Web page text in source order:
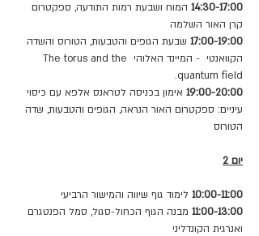
14:30-17:00 המוח ושבעת רמות התודעה, ספקטרום
קרן האור השלמה
17:00-19:00 שבעת הגופים והטבעות, הטורוס והשדה
הקוואנטי  - המיינד האלוהי The torus and the
quantum field.
19:00-20:00 אימון בכניסה לטראנס אלפא עם כיסוי
עיניים: ספקטרום האור הנראה, הגופים והטבעות, שדה
הטורוס
יום 2
10:00-11:00 לימוד גוף שיווה והמישור הרביעי
11:00-13:00 מבנה הגוף הכחול-סגול, סמל הפנטגרם
ואנרגית הקונדליני